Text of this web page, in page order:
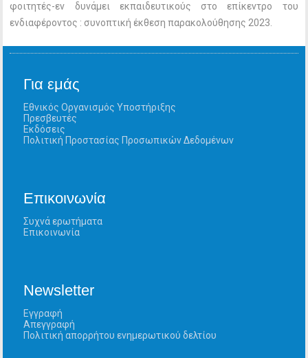
φοιτητές-εν δυνάμει εκπαιδευτικούς στο επίκεντρο του
ενδιαφέροντος : συνοπτική έκθεση παρακολούθησης 2023.
Για εμάς
Εθνικός Οργανισμός Υποστήριξης
Πρεσβευτές
Εκδόσεις
Πολιτική Προστασίας Προσωπικών Δεδομένων
Επικοινωνία
Συχνά ερωτήματα
Επικοινωνία
Newsletter
Εγγραφή
Απεγγραφή
Πολιτική απορρήτου ενημερωτικού δελτίου